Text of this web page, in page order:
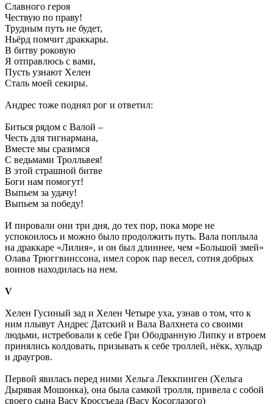
Славного героя
Чествую по праву!
Трудным путь не будет,
Ньёрд помчит драккары.
В битву роковую
Я отправлюсь с вами,
Пусть узнают Хелен
Сталь моей секиры.
Андрес тоже поднял рог и ответил:
Биться рядом с Валой –
Честь для тигнармана,
Вместе мы сразимся
С ведьмами Тролльвея!
В этой страшной битве
Боги нам помогут!
Выпьем за удачу!
Выпьем за победу!
И пировали они три дня, до тех пор, пока море не
успокоилось и можно было продолжить путь. Вала поплыла
на драккаре «Лилия», и он был длиннее, чем «Большой змей»
Олава Трюггвинссона, имел сорок пар весел, сотня добрых
воинов находилась на нем.
V
Хелен Гусиный зад и Хелен Четыре уха, узнав о том, что к
ним плывут Андрес Датский и Вала Валхнета со своими
людьми, истребовали к себе Гри Ободранную Липку и втроем
принялись колдовать, призывать к себе троллей, нёкк, хульдр
и драугров.
Первой явилась перед ними Хельга Леккпинген (Хельга
Дырявая Мошонка), она была самкой тролля, привела с собой
своего сына Васу Кроссъеда (Васу Косоглазого)